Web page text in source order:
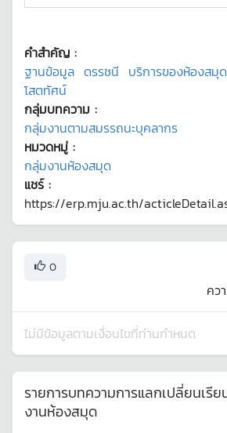
คำสำคัญ :
ฐานข้อมูล ดรรชนี บริการของห้องสมุด
โสตทัศน์
กลุ่มบทความ :
กลุ่มงานตามสมรรถนะบุคลากร
หมวดหมู่ :
กลุ่มงานห้องสมุด
แชร์ :
https://erp.mju.ac.th/
0
คว
ไม่มีข้อมูลตามเงื่อนไขที่ท่านกำหนด
รายการบทความการแลกเปลี่ยนเรี
งานห้องสมุด